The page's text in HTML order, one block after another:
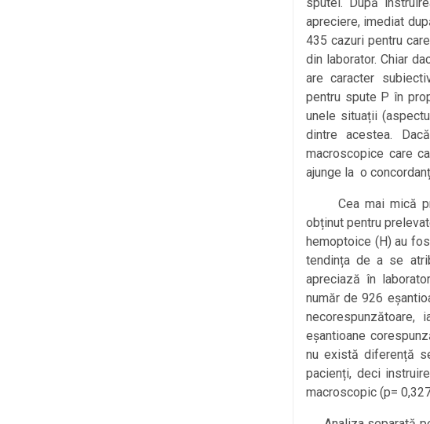
apreciere, imediat
435 cazuri pentru
din laborator. Chiar
are caracter
pentru spute P în
unele situații
dintre acestea.
macroscopice care
ajunge la o
Cea mai mică
obținut pentru
hemoptoice (H) au
tendința de a se
apreciază în
număr de 926
eșantioane
nu există diferență
pacienți, deci
macroscopic (p=